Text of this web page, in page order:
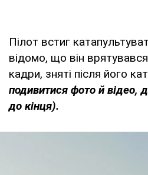
Пілот встиг
відомо, що він
кадри, зняті після його
подивитися фото й відео,
до кінця).